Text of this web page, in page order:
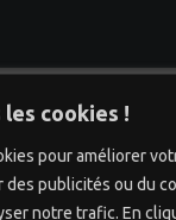
les cookies !
pour améliorer
des publicités ou du
notre trafic. En